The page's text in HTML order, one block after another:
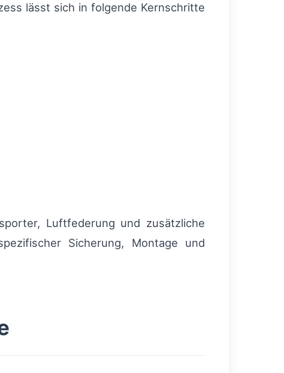
lässt sich in folgende Kernschritte
Luftfederung und zusätzliche
Sicherung, Montage und